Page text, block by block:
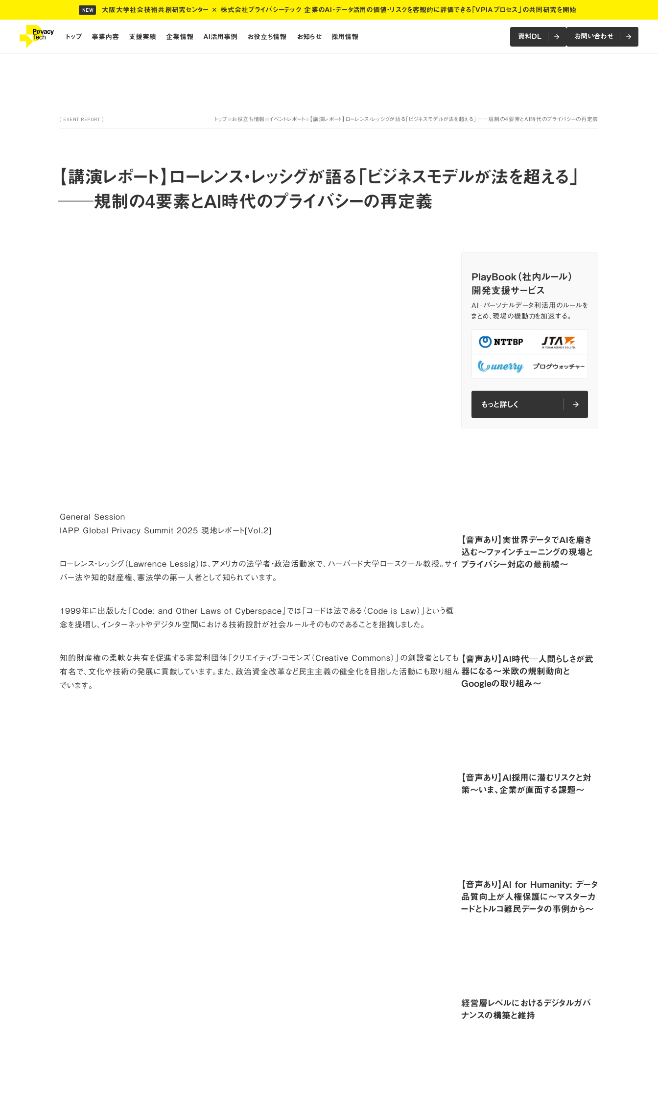
NEW
大阪大学社会技術共創研究センター ✕ 株式会社プライバシーテック 企業のAI・データ活用の価値・リスクを客観的に評価できる「VPIAプロセス」の共同研究を開始
トップ
トップ 事業内容
事業内容 支援実績
支援実績 企業情報
企業情報 AI活用事例
AI活用事例 お役立ち情報
お役立ち情報 お知らせ
お知らせ 採用情報
採用情報
資料DL
資料DL arrow_forward お問い合わせ
お問い合わせ arrow_forward
( EVENT REPORT ) トップ
トップ ●お役立ち情報
お役立ち情報 イベントレポート
イベントレポート 【講演レポート】ローレンス・レッシグが語る「ビジネスモデルが法を超える」──規制の4要素とAI時代のプライバシーの再定義
【講演レポート】ローレンス・レッシグが語る「ビジネスモデルが法を超える」
──規制の4要素とAI時代のプライバシーの再定義
PlayBook（社内ルール）
開発支援サービス
AI･パーソナルデータ利活用のルールを
まとめ、現場の機動力を加速する。
もっと詳しく
もっと詳しく arrow_forward
【音声あり】実世界データでAIを磨き
込む〜ファインチューニングの現場と
プライバシー対応の最前線〜
【音声あり】AI時代─人間らしさが武
器になる〜米欧の規制動向と
Googleの取り組み〜
【音声あり】AI採用に潜むリスクと対
策〜いま、企業が直面する課題〜
【音声あり】AI for Humanity: データ
品質向上が人権保護に〜マスターカ
ードとトルコ難民データの事例から〜
経営層レベルにおけるデジタルガバ
ナンスの構築と維持
General Session
IAPP Global Privacy Summit 2025 現地レポート[Vol.2]
ローレンス・レッシグ（Lawrence Lessig）は、アメリカの法学者・政治活動家で、ハーバード大学ロースクール教授。サイ
バー法や知的財産権、憲法学の第一人者として知られています。
1999年に出版した『Code: and Other Laws of Cyberspace』では「コードは法である（Code is Law）」という概
念を提唱し、インターネットやデジタル空間における技術設計が社会ルールそのものであることを指摘しました。
知的財産権の柔軟な共有を促進する非営利団体「クリエイティブ・コモンズ（Creative Commons）」の創設者としても
有名で、文化や技術の発展に貢献しています。また、政治資金改革など民主主義の健全化を目指した活動にも取り組ん
でいます。